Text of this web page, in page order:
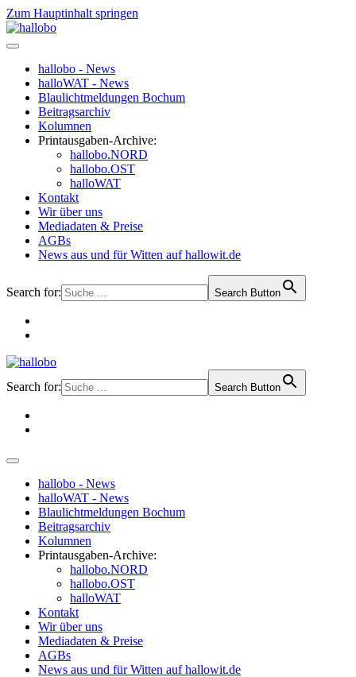
Zum Hauptinhalt springen
hallobo - News
halloWAT - News
Blaulichtmeldungen Bochum
Beitragsarchiv
Kolumnen
Printausgaben-Archive:
hallobo.NORD
hallobo.OST
halloWAT
Kontakt
Wir über uns
Mediadaten & Preise
AGBs
News aus und für Witten auf hallowit.de
Search for: Search Button
Search for: Search Button
hallobo - News
halloWAT - News
Blaulichtmeldungen Bochum
Beitragsarchiv
Kolumnen
Printausgaben-Archive:
hallobo.NORD
hallobo.OST
halloWAT
Kontakt
Wir über uns
Mediadaten & Preise
AGBs
News aus und für Witten auf hallowit.de